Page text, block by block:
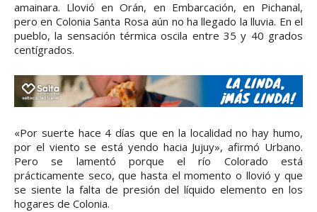
amainara. Llovió en Orán, en Embarcación, en Pichanal,
pero en Colonia Santa Rosa aún no ha llegado la lluvia. En el
pueblo, la sensación térmica oscila entre 35 y 40 grados
centígrados.
«Por suerte hace 4 días que en la localidad no hay humo,
por el viento se está yendo hacia Jujuy», afirmó Urbano.
Pero se lamentó porque el río Colorado está
prácticamente seco, que hasta el momento o llovió y que
se siente la falta de presión del líquido elemento en los
hogares de Colonia.